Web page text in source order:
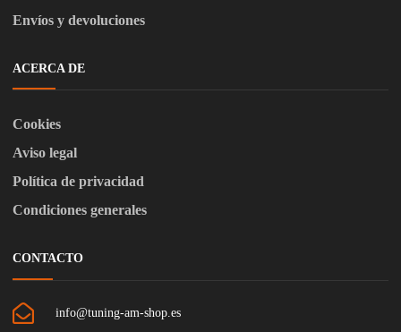
Envíos y devoluciones
ACERCA DE
Cookies
Aviso legal
Política de privacidad
Condiciones generales
CONTACTO
info@tuning-am-shop.es